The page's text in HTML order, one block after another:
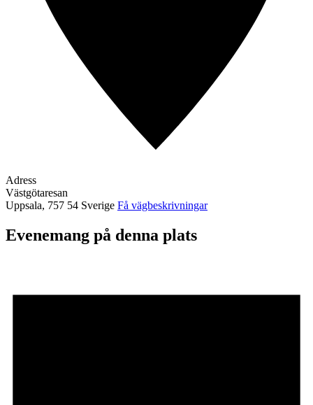
Adress
Västgötaresan
Uppsala, 757 54 Sverige Få vägbeskrivningar
Evenemang på denna plats